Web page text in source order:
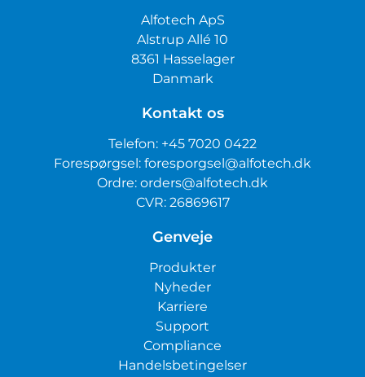
Alfotech ApS
Alstrup Allé 10
8361 Hasselager
Danmark
Kontakt os
Telefon: +45 7020 0422
Forespørgsel: foresporgsel@alfotech.dk
Ordre: orders@alfotech.dk
CVR: 26869617
Genveje
Produkter
Nyheder
Karriere
Support
Compliance
Handelsbetingelser